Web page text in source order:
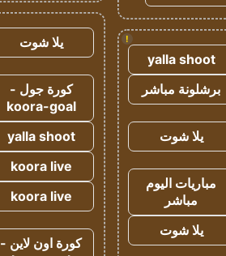
!
yalla shoot
برشلونة مباشر
يلا شوت
مباريات اليوم
مباشر
يلا شوت
يلا شوت
كورة جول -
koora-goal
yalla shoot
koora live
koora live
كورة اون لاين -